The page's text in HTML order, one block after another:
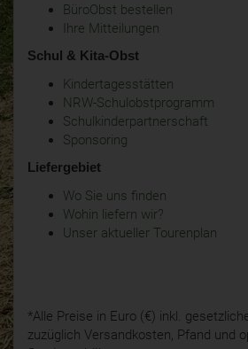
BüroObst bestellen
Ihre Mitteilungen
Schul & Kita-Obst
Kindertagesstätten
NRW-Schulobstprogramm
Schulkinderpartnerschaft
Sponsoring
Liefergebiet
Wo Sie uns finden
Wohin liefern wir?
Unser aktueller Tourenplan
*Alle Preise in Euro (€) inkl.
zuzüglich Versandkosten, Pfand und